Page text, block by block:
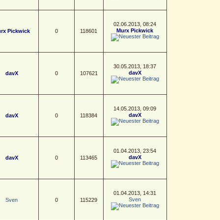
Pickwick 0 118601
02.06.2013, 08:24
Murx Pickwick
davX 0 107621
30.05.2013, 18:37
davX
davX 0 118384
14.05.2013, 09:09
davX
davX 0 113465
01.04.2013, 23:54
davX
Sven 0 115229
01.04.2013, 14:31
Sven